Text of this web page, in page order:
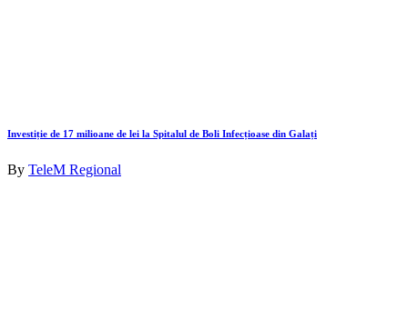
Investiție de 17 milioane de lei la Spitalul de Boli Infecțioase din Galați
By TeleM Regional